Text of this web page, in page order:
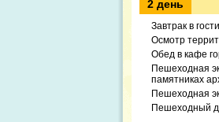
2 день
Завтрак в
Осмотр
Обед в кафе
Пешеходная
памятниках
Пешеходная
Пешеходный